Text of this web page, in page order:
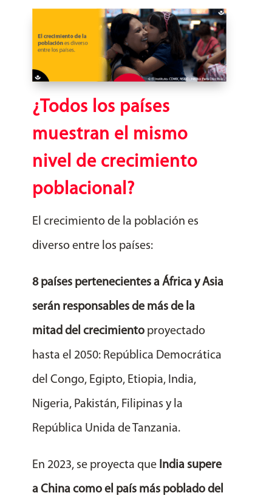
¿Todos los países
muestran el mismo
nivel de crecimiento
poblacional?
El crecimiento de la población es
diverso entre los países:
8 países pertenecientes a África y Asia
serán responsables de más de la
mitad del crecimiento proyectado
hasta el 2050: República Democrática
del Congo, Egipto, Etiopia, India,
Nigeria, Pakistán, Filipinas y la
República Unida de Tanzania.
En 2023, se proyecta que India supere
a China como el país más poblado del